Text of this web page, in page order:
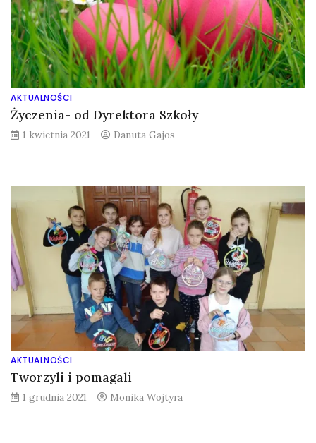
AKTUALNOŚCI
Życzenia- od Dyrektora Szkoły
1 kwietnia 2021 Danuta Gajos
AKTUALNOŚCI
Tworzyli i pomagali
1 grudnia 2021 Monika Wojtyra